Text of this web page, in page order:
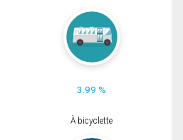
3.99 %
À bicyclette